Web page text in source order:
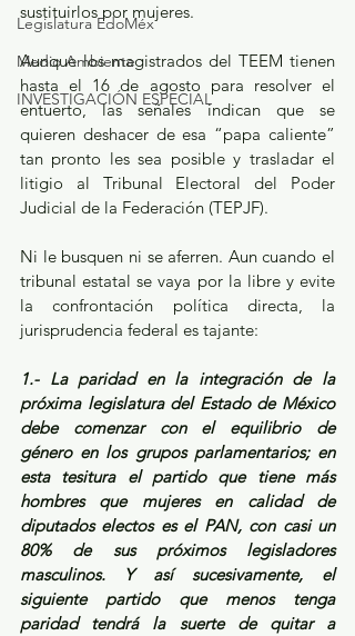
Legislatura EdoMéx
Medio Ambiente
INVESTIGACIÓN ESPECIAL
sustituirlos por mujeres.
Aunque los magistrados del TEEM tienen
hasta el 16 de agosto para resolver el
entuerto, las señales indican que se
quieren deshacer de esa “papa caliente”
tan pronto les sea posible y trasladar el
litigio al Tribunal Electoral del Poder
Judicial de la Federación (TEPJF).
Ni le busquen ni se aferren. Aun cuando el
tribunal estatal se vaya por la libre y evite
la confrontación política directa, la
jurisprudencia federal es tajante:
1.- La paridad en la integración de la
próxima legislatura del Estado de México
debe comenzar con el equilibrio de
género en los grupos parlamentarios; en
esta tesitura el partido que tiene más
hombres que mujeres en calidad de
diputados electos es el PAN, con casi un
80% de sus próximos legisladores
masculinos. Y así sucesivamente, el
siguiente partido que menos tenga
paridad tendrá la suerte de quitar a